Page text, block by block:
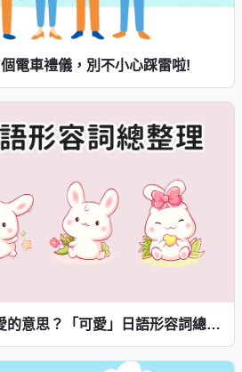
電車禮儀，別不小心踩雷啦!
「卡哇伊」不只是可愛的意思？「可愛」日語形容詞總整理